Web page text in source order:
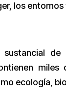
los
sustancial
ecología,